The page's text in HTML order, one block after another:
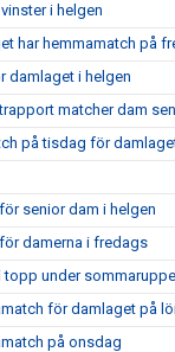
i helgen
har hemmamatch på
damlaget i helgen
matcher dam
på tisdag för
senior dam i helgen
damerna i fredags
topp under
för damlaget på
på onsdag